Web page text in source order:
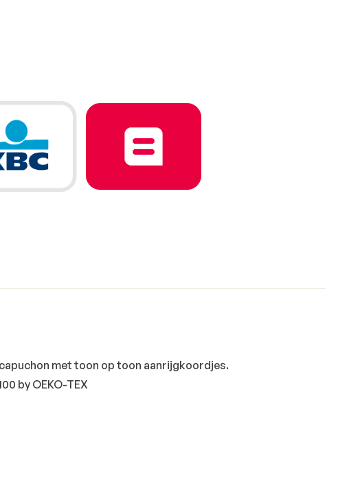
met toon op toon aanrijgkoordjes.
by OEKO-TEX